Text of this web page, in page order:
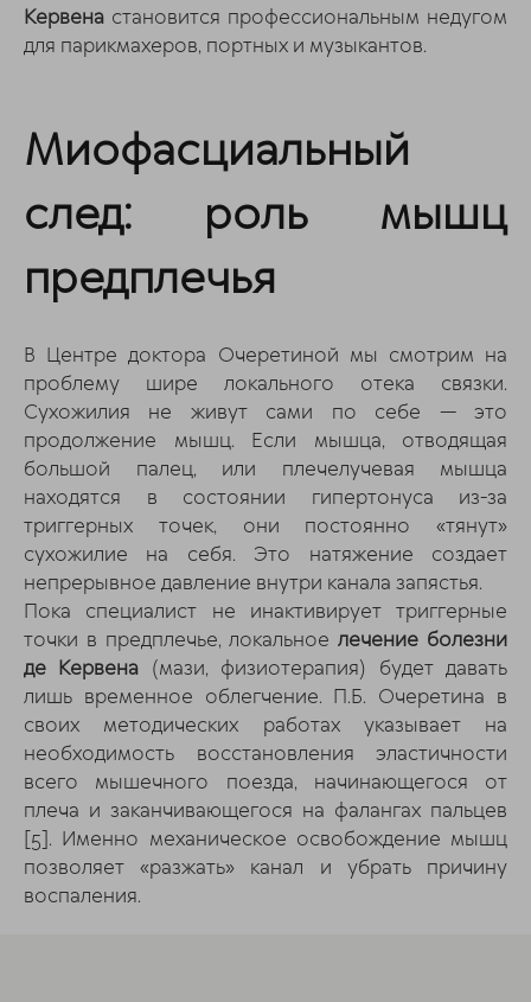
Кервена становится профессиональным недугом
для парикмахеров, портных и музыкантов.
Миофасциальный
след: роль мышц
предплечья
В Центре доктора Очеретиной мы смотрим на
проблему шире локального отека связки.
Сухожилия не живут сами по себе — это
продолжение мышц. Если мышца, отводящая
большой палец, или плечелучевая мышца
находятся в состоянии гипертонуса из-за
триггерных точек, они постоянно «тянут»
сухожилие на себя. Это натяжение создает
непрерывное давление внутри канала запястья.
Пока специалист не инактивирует триггерные
точки в предплечье, локальноелечение болезни
де Кервена (мази, физиотерапия) будет давать
лишь временное облегчение. П.Б. Очеретина в
своих методических работах указывает на
необходимость восстановления эластичности
всего мышечного поезда, начинающегося от
плеча и заканчивающегося на фалангах пальцев
[5]. Именно механическое освобождение мышц
позволяет «разжать» канал и убрать причину
воспаления.